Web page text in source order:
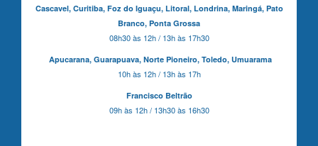
Cascavel, Curitiba,Foz do Iguaçu, Litoral, Londrina, Maringá, Pato
Branco, Ponta Grossa
08h30 às 12h / 13h às 17h30
Apucarana, Guarapuava, Norte Pioneiro, Toledo, Umuarama
10h às 12h / 13h às 17h
Francisco Beltrão
09h às 12h / 13h30 às 16h30